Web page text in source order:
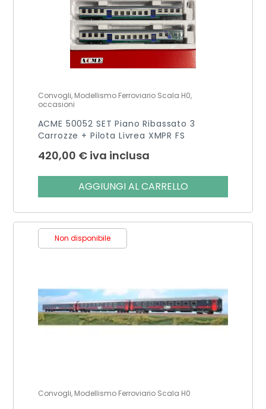
Convogli, Modellismo Ferroviario Scala H0,
occasioni
ACME 50052 SET Piano Ribassato 3
Carrozze + Pilota Livrea XMPR FS
420,00 € iva inclusa
AGGIUNGI AL CARRELLO
Non disponibile
Convogli, Modellismo Ferroviario Scala H0